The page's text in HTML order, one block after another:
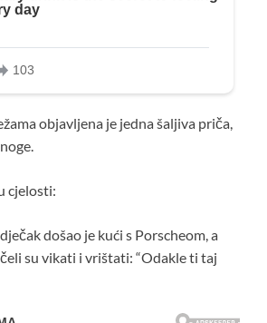
objavljena je jedna šaljiva priča,
cjelosti:
došao je kući s Porscheom, a
su vikati i vrištati: “Odakle ti taj